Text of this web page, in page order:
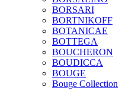
BORSARI
BORTNIKOFF
BOTANICAE
BOTTEGA
BOUCHERON
BOUDICCA
BOUGE
Bouge Collection